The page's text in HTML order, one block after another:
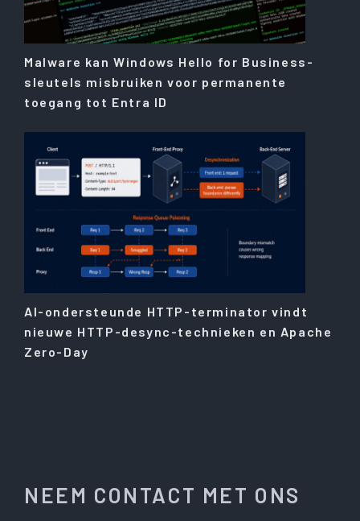
Malware kan Windows Hello for Business-
sleutels misbruiken voor permanente
toegang tot Entra ID
AI-ondersteunde HTTP-terminator vindt
nieuwe HTTP-desync-technieken en Apache
Zero-Day
NEEM CONTACT MET ONS